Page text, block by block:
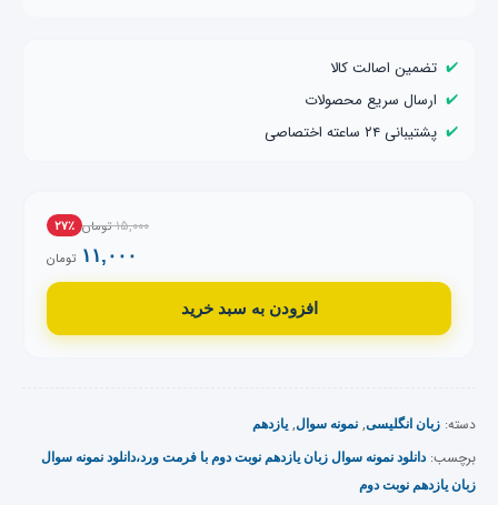
✔️ تضمین اصالت کالا
✔️ ارسال سریع محصولات
✔️ پشتیبانی ۲۴ ساعته اختصاصی
۱۵,۰۰۰ تومان ۲۷٪
۱۱,۰۰۰ تومان
افزودن به سبد خرید
دسته: زبان انگلیسی, نمونه سوال,یازدهم
برچسب:دانلود نمونه سوال زبان یازدهم نوبت دوم با فرمت ورد،دانلود نمونه سوال
زبان یازدهم نوبت دوم